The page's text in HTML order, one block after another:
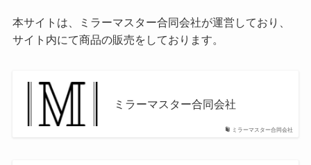
本サイトは、ミラーマスター合同会社が運営しており、
サイト内にて商品の販売をしております。
ミラーマスター合同会社
ミラーマスター合同会社